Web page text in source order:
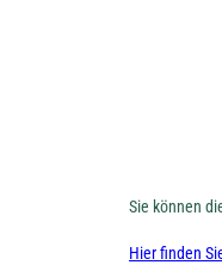
Sie können
Hier finden